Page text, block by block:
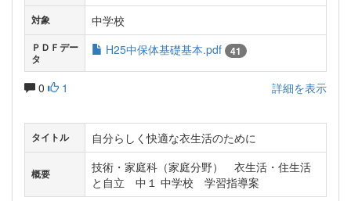
対象 中学校
ＰＤＦデー
タ
H25中保体基礎基本.pdf 41
0 1 詳細を表示
タイトル 自分らしく快適な衣生活のために
概要
技術・家庭科（家庭分野） 衣生活・住生活
と自立 中１ 中学校 学習指導案